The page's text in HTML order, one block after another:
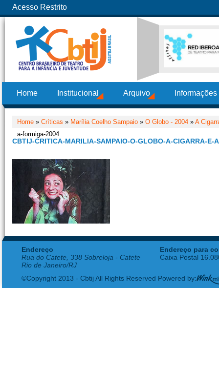
Acesso Restrito
Home Institucional Arquivo
Home » Críticas » Marília Coelho Sampaio » O Globo - 2004 » A
a-formiga-2004
CBTIJ-CRITICA-MARILIA-SAMPAIO-O-GLOBO-A-CIGARRA-E-
Endereço
Rua do Catete, 338 Sobreloja - Catete
Rio de Janeiro/RJ
Endereço para
Caixa Postal
©Copyright 2013 - Cbtij All Rights Reserved Powered by: